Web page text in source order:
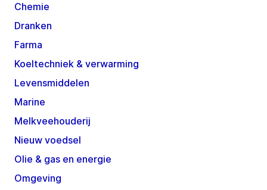
Chemie
Dranken
Farma
Koeltechniek & verwarming
Levensmiddelen
Marine
Melkveehouderij
Nieuw voedsel
Olie & gas en energie
Omgeving